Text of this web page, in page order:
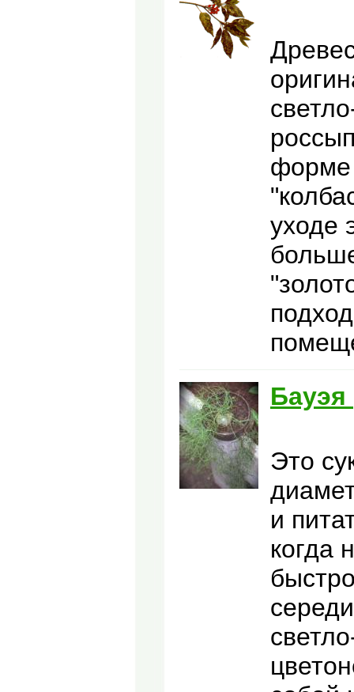
форме
уходе
Бауэя
Это
и
когда